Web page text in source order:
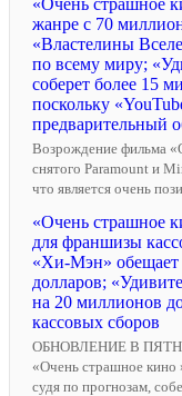
жанре с 70
«Властелины
по всему миру;
соберет более 15
поскольку
предварительный
Возрождение фильма
снятого Paramount и
что является очень
«Очень страшное
для франшизы
«Хи-Мэн» обещает
долларов;
на 20 миллионов
кассовых сборов
ОБНОВЛЕНИЕ В
«Очень страшное кино
судя по прогнозам,